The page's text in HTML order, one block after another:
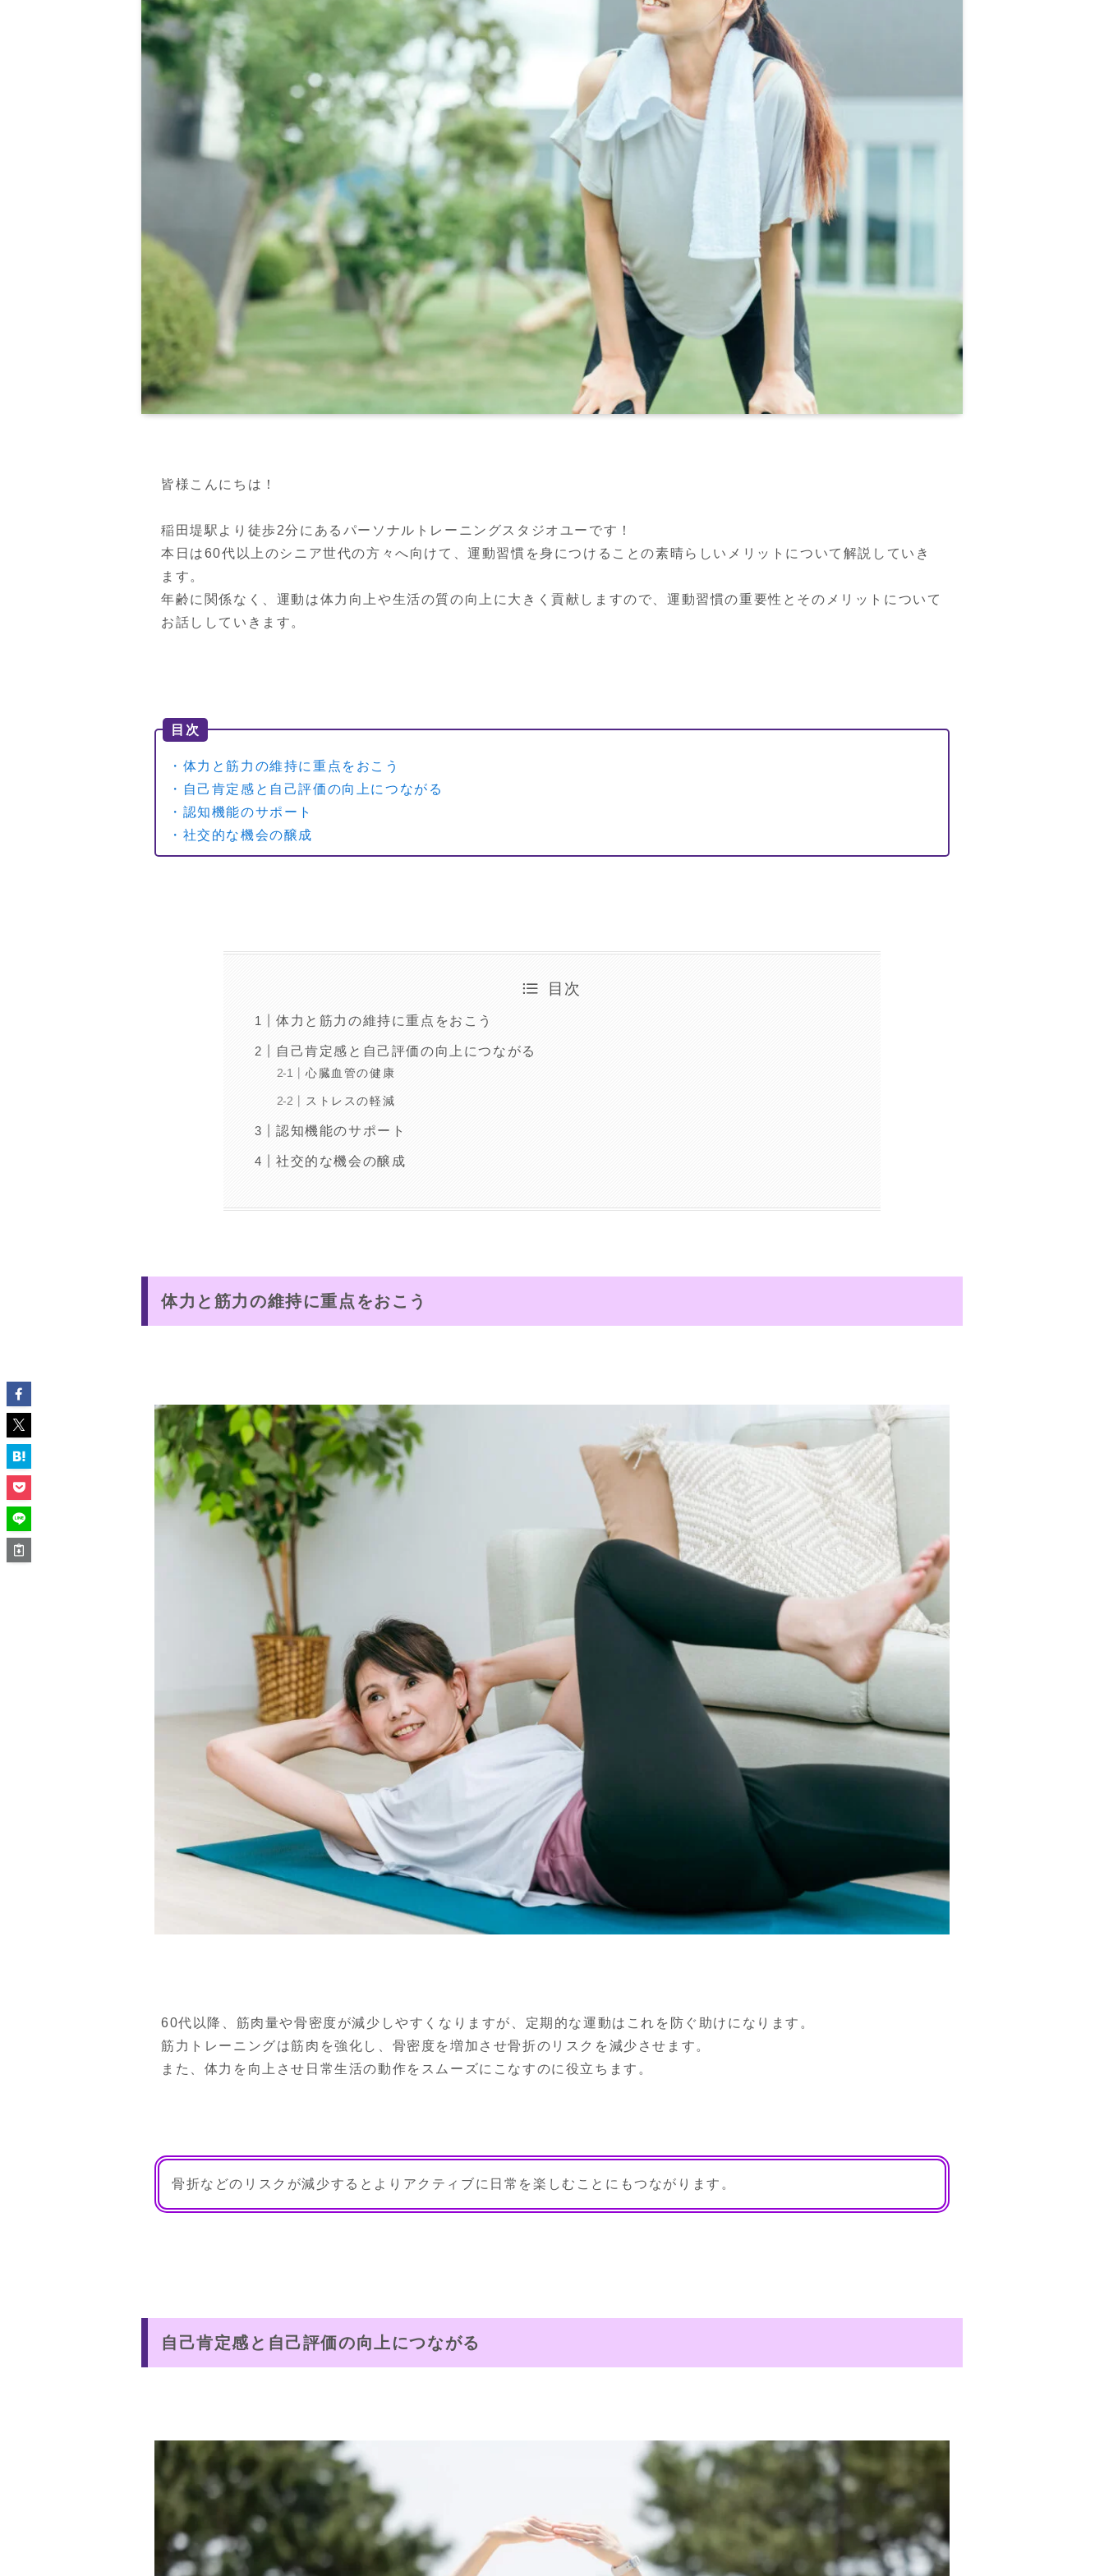
皆様こんにちは！
稲田堤駅より徒歩2分にあるパーソナルトレーニングスタジオユーです！
本日は60代以上のシニア世代の方々へ向けて、運動習慣を身につけることの素晴らしいメリットについて解説していき
ます。
年齢に関係なく、運動は体力向上や生活の質の向上に大きく貢献しますので、運動習慣の重要性とそのメリットについて
お話ししていきます。
目次
・体力と筋力の維持に重点をおこう
・自己肯定感と自己評価の向上につながる
・認知機能のサポート
・社交的な機会の醸成
目次
体力と筋力の維持に重点をおこう
自己肯定感と自己評価の向上につながる
心臓血管の健康
ストレスの軽減
認知機能のサポート
社交的な機会の醸成
体力と筋力の維持に重点をおこう
60代以降、筋肉量や骨密度が減少しやすくなりますが、定期的な運動はこれを防ぐ助けになります。
筋力トレーニングは筋肉を強化し、骨密度を増加させ骨折のリスクを減少させます。
また、体力を向上させ日常生活の動作をスムーズにこなすのに役立ちます。
骨折などのリスクが減少するとよりアクティブに日常を楽しむことにもつながります。
自己肯定感と自己評価の向上につながる